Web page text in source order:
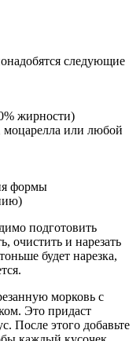
следующие
жирности)
моцарелла или любой
формы
подготовить
очистить и нарезать
будет нарезка,
морковь с
Это придаст
После этого добавьте